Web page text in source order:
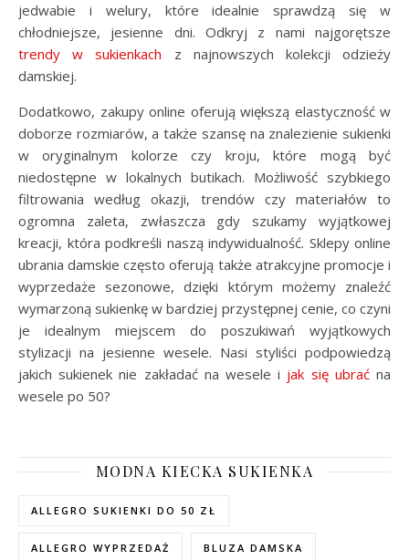
jedwabie i welury, które idealnie sprawdzą się w
chłodniejsze, jesienne dni. Odkryj z nami najgorętsze
trendy w sukienkach z najnowszych kolekcji odzieży
damskiej.
Dodatkowo, zakupy online oferują większą elastyczność w
doborze rozmiarów, a także szansę na znalezienie sukienki
w oryginalnym kolorze czy kroju, które mogą być
niedostępne w lokalnych butikach. Możliwość szybkiego
filtrowania według okazji, trendów czy materiałów to
ogromna zaleta, zwłaszcza gdy szukamy wyjątkowej
kreacji, która podkreśli naszą indywidualność. Sklepy online
ubrania damskie często oferują także atrakcyjne promocje i
wyprzedaże sezonowe, dzięki którym możemy znaleźć
wymarzoną sukienkę w bardziej przystępnej cenie, co czyni
je idealnym miejscem do poszukiwań wyjątkowych
stylizacji na jesienne wesele. Nasi styliści podpowiedzą
jakich sukienek nie zakładać na wesele i jak się ubraćna
wesele po 50?
MODNA KIECKA SUKIENKA
ALLEGRO SUKIENKI DO 50 ZŁ
ALLEGRO WYPRZEDAŻ BLUZA DAMSKA